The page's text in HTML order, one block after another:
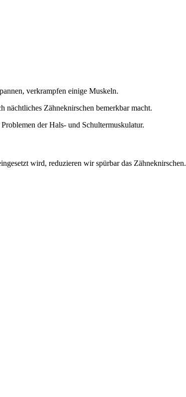
verkrampfen einige Muskeln.
nächtliches Zähneknirschen bemerkbar macht.
der Hals- und Schultermuskulatur.
wird, reduzieren wir spürbar das Zähneknirschen.